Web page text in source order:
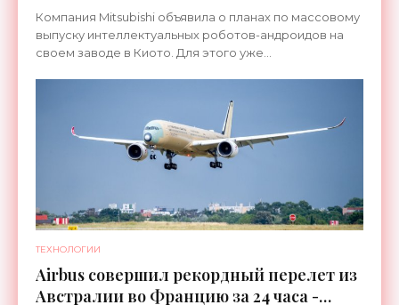
Компания Mitsubishi объявила о планах по массовому
выпуску интеллектуальных роботов-андроидов на
своем заводе в Киото. Для этого уже
ТЕХНОЛОГИИ
Airbus совершил рекордный перелет из
Австралии во Францию за 24 часа -